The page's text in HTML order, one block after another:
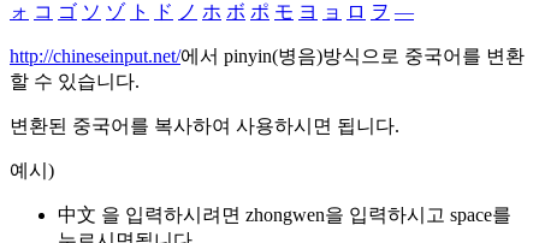
ォ コ ゴ ソ ゾ ト ド ノ ホ ボ ポ モ ヨ ョ ロ ヲ ―
http://chineseinput.net/에서 pinyin(병음)방식으로 중국어를 변환
할 수 있습니다.
변환된 중국어를 복사하여 사용하시면 됩니다.
예시)
中文 을 입력하시려면 zhongwen을 입력하시고 space를